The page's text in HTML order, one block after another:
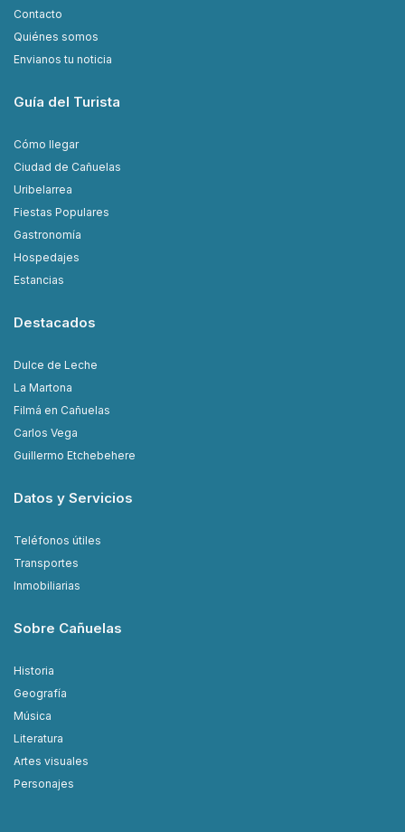
Contacto
Quiénes somos
Envianos tu noticia
Guía del Turista
Cómo llegar
Ciudad de Cañuelas
Uribelarrea
Fiestas Populares
Gastronomía
Hospedajes
Estancias
Destacados
Dulce de Leche
La Martona
Filmá en Cañuelas
Carlos Vega
Guillermo Etchebehere
Datos y Servicios
Teléfonos útiles
Transportes
Inmobiliarias
Sobre Cañuelas
Historia
Geografía
Música
Literatura
Artes visuales
Personajes